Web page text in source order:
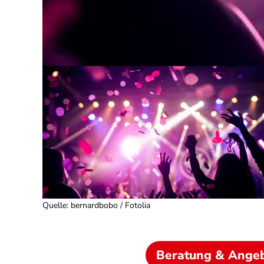
Quelle: bernardbobo / Fotolia
Beratung &